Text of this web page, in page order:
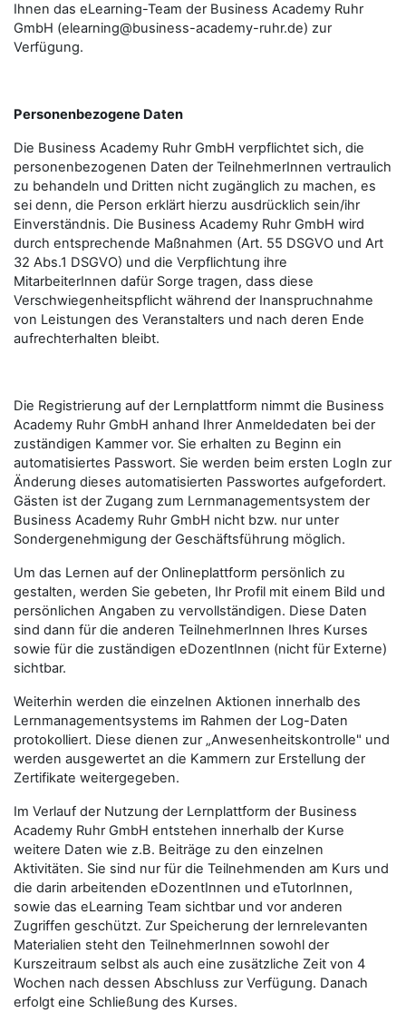
Ihnen das eLearning-Team der Business Academy Ruhr
GmbH (elearning@business-academy-ruhr.de) zur
Verfügung.
Personenbezogene Daten
Die Business Academy Ruhr GmbH verpflichtet sich, die
personenbezogenen Daten der TeilnehmerInnen vertraulich
zu behandeln und Dritten nicht zugänglich zu machen, es
sei denn, die Person erklärt hierzu ausdrücklich sein/ihr
Einverständnis. Die Business Academy Ruhr GmbH wird
durch entsprechende Maßnahmen (Art. 55 DSGVO und Art
32 Abs.1 DSGVO) und die Verpflichtung ihre
MitarbeiterInnen dafür Sorge tragen, dass diese
Verschwiegenheitspflicht während der Inanspruchnahme
von Leistungen des Veranstalters und nach deren Ende
aufrechterhalten bleibt.
Die Registrierung auf der Lernplattform nimmt die Business
Academy Ruhr GmbH anhand Ihrer Anmeldedaten bei der
zuständigen Kammer vor. Sie erhalten zu Beginn ein
automatisiertes Passwort. Sie werden beim ersten LogIn zur
Änderung dieses automatisierten Passwortes aufgefordert.
Gästen ist der Zugang zum Lernmanagementsystem der
Business Academy Ruhr GmbH nicht bzw. nur unter
Sondergenehmigung der Geschäftsführung möglich.
Um das Lernen auf der Onlineplattform persönlich zu
gestalten, werden Sie gebeten, Ihr Profil mit einem Bild und
persönlichen Angaben zu vervollständigen. Diese Daten
sind dann für die anderen TeilnehmerInnen Ihres Kurses
sowie für die zuständigen eDozentInnen (nicht für Externe)
sichtbar.
Weiterhin werden die einzelnen Aktionen innerhalb des
Lernmanagementsystems im Rahmen der Log-Daten
protokolliert. Diese dienen zur „Anwesenheitskontrolle" und
werden ausgewertet an die Kammern zur Erstellung der
Zertifikate weitergegeben.
Im Verlauf der Nutzung der Lernplattform der Business
Academy Ruhr GmbH entstehen innerhalb der Kurse
weitere Daten wie z.B. Beiträge zu den einzelnen
Aktivitäten. Sie sind nur für die Teilnehmenden am Kurs und
die darin arbeitenden eDozentInnen und eTutorInnen,
sowie das eLearning Team sichtbar und vor anderen
Zugriffen geschützt. Zur Speicherung der lernrelevanten
Materialien steht den TeilnehmerInnen sowohl der
Kurszeitraum selbst als auch eine zusätzliche Zeit von 4
Wochen nach dessen Abschluss zur Verfügung. Danach
erfolgt eine Schließung des Kurses.